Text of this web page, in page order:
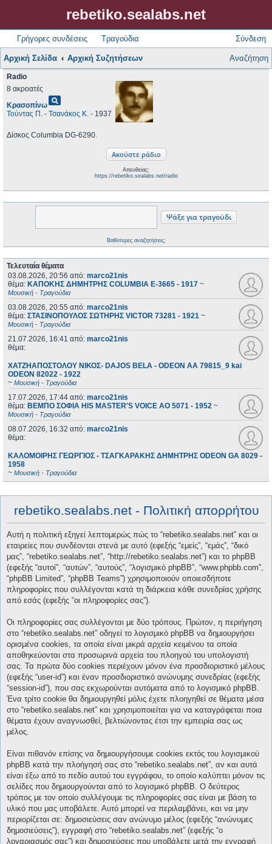
rebetiko.sealabs.net
Γρήγορες συνδέσεις Τραγούδια Σύνδεση
Αρχική Σελίδα Αρχική Συζητήσεων Αναζήτηση
Radio
8 ακροατές
Κρασοπίνωpageview
Τούντας Π. - Τσανάκος Κ. - 1937
Δίσκος Columbia DG-6290.
Απευθείας:
https://rebetiko.sealabs.net/radio
Βαθύτερες αναζητήσεις;
Τελευταία θέματα
03.08.2026, 20:56 από: marco21nis
θέμα: ΚΑΠΟΚΗΣ ΔΗΜΗΤΡΗΣ COLUMBIA E-3665 - 1917 ~
Μουσική - Τραγούδια
03.08.2026, 20:55 από: marco21nis
θέμα: ΣΤΑΣΙΝΟΠΟΥΛΟΣ ΣΩΤΗΡΗΣ VICTOR 73281 - 1921 ~
Μουσική - Τραγούδια
21.07.2026, 16:41 από: marco21nis
θέμα:
ΧΑΤΖΗΑΠΟΣΤΟΛΟΥ ΝΙΚΟΣ- DAJOS BELA - ODEON AA 79815_9 kai
ODEON 82022 - 1922
~ Μουσική - Τραγούδια
17.07.2026, 17:44 από: marco21nis
θέμα: ΒΕΜΠΟ ΣΟΦΙΑ HIS MASTER'S VOICE AO 5071 - 1952 ~
Μουσική - Τραγούδια
08.07.2026, 16:32 από: marco21nis
θέμα:
ΚΑΛΟΜΟΙΡΗΣ ΓΕΩΡΓΙΟΣ - ΤΣΑΓΚΑΡΑΚΗΣ ΔΗΜΗΤΡΗΣ ODEON GA 8029 -
1958
~ Μουσική - Τραγούδια
rebetiko.sealabs.net - Πολιτική απορρήτου
Αυτή η πολιτική εξηγεί λεπτομερώς πώς το “rebetiko.sealabs.net” και οι
εταιρείες που συνδέονται στενά με αυτό (εφεξής “εμείς”, “εμάς”, “δικό
μας”, “rebetiko.sealabs.net”, “http://rebetiko.sealabs.net”) και το phpBB
(εφεξής “αυτοί”, “αυτών”, “αυτούς”, “λογισμικό phpBB”, “www.phpbb.com”,
“phpBB Limited”, “phpBB Teams”) χρησιμοποιούν οποιεσδήποτε
πληροφορίες που συλλέγονται κατά τη διάρκεια κάθε συνεδρίας χρήσης
από εσάς (εφεξής “οι πληροφορίες σας”).
Οι πληροφορίες σας συλλέγονται με δύο τρόπους. Πρώτον, η περιήγηση
στο “rebetiko.sealabs.net” οδηγεί το λογισμικό phpBB να δημιουργήσει
ορισμένα cookies, τα οποία είναι μικρά αρχεία κειμένου τα οποία
αποθηκεύονται στα προσωρινά αρχεία του πλοηγού του υπολογιστή
σας. Τα πρώτα δύο cookies περιέχουν μόνον ένα προσδιοριστικό μέλους
(εφεξής “user-id”) και έναν προσδιοριστικό ανώνυμης συνεδρίας (εφεξής
“session-id”), που σας εκχωρούνται αυτόματα από το λογισμικό phpBB.
Ένα τρίτο cookie θα δημιουργηθεί μόλις έχετε πλοηγηθεί σε θέματα μέσα
στο “rebetiko.sealabs.net” και χρησιμοποιείται για να καταγράφεται ποια
θέματα έχουν αναγνωσθεί, βελτιώνοντας έτσι την εμπειρία σας ως
μέλος.
Είναι πιθανόν επίσης να δημιουργήσουμε cookies εκτός του λογισμικού
phpBB κατά την πλοήγησή σας στο “rebetiko.sealabs.net”, αν και αυτά
είναι έξω από το πεδίο αυτού του εγγράφου, το οποίο καλύπτει μόνον τις
σελίδες που δημιουργούνται από το λογισμικό phpBB. Ο δεύτερος
τρόπος με τον οποίο συλλέγουμε τις πληροφορίες σας είναι με βάση το
υλικό που μας υποβάλετε. Αυτό μπορεί να περιλαμβάνει, και να μην
περιορίζεται σε: δημοσιεύσεις σαν ανώνυμο μέλος (εφεξής “ανώνυμες
δημοσιεύσεις”), εγγραφή στο “rebetiko.sealabs.net” (εφεξής “ο
λογαριασμός σας”) και δημοσιεύσεις που υποβάλετε μετά την εγγραφή